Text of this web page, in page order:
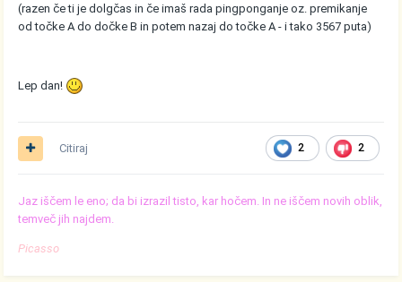
(razen če ti je dolgčas in če imaš rada pingponganje oz. premikanje
od točke A do dočke B in potem nazaj do točke A - i tako 3567 puta)
Lep dan!
2 2
Citiraj
Jaz iščem le eno; da bi izrazil tisto, kar hočem. In ne iščem novih oblik,
temveč jih najdem.
Picasso